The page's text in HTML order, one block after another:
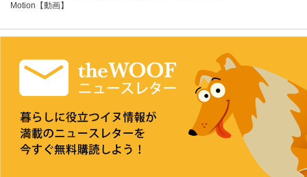
Motion【動画】